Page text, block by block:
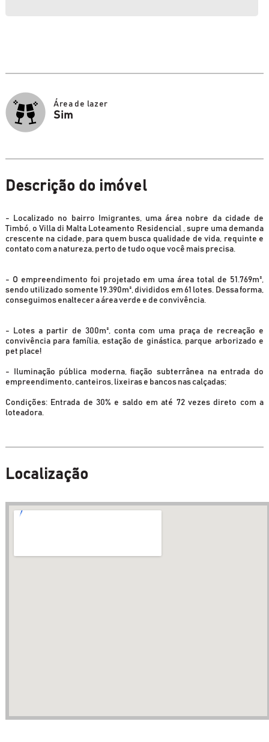
Área de lazer
Sim
Descrição do imóvel
- Localizado no bairro Imigrantes, uma área nobre da cidade de
Timbó, o Villa di Malta Loteamento Residencial , supre uma demanda
crescente na cidade, para quem busca qualidade de vida, requinte e
contato com a natureza, perto de tudo oque você mais precisa.
- O empreendimento foi projetado em uma área total de 51.769m²,
sendo utilizado somente 19.390m², divididos em 61 lotes. Dessa forma,
conseguimos enaltecer a área verde e de convivência.
- Lotes a partir de 300m², conta com uma praça de recreação e
convivência para família, estação de ginástica, parque arborizado e
pet place!
- Iluminação pública moderna, fiação subterrânea na entrada do
empreendimento, canteiros, lixeiras e bancos nas calçadas;
Condições: Entrada de 30% e saldo em até 72 vezes direto com a
loteadora.
Localização